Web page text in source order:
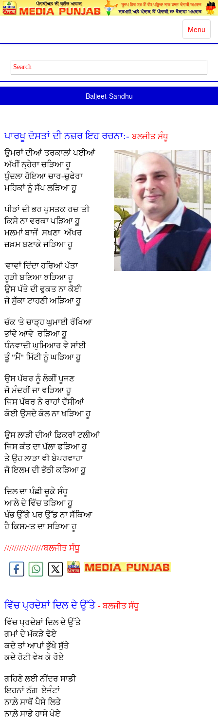
Toggle
Menu
Baljeet-Sandhu
ਪਾਰਖੂ ਦੋਸਤਾਂ ਦੀ ਨਜ਼ਰ ਇਹ ਰਚਨਾ:-ਬਲਜੀਤ ਸੰਧੂ
ਉਮਰਾਂ ਦੀਆਂ ਤਰਕਾਲਾਂ ਪਈਆਂ
ਅੱਖੀਂ ਨ੍ਹੇਰਾ ਚੜਿਆ ਹੂ
ਧੁੰਦਲਾ ਹੋਇਆ ਚਾਰ-ਚੁਫੇਰਾ
ਮਹਿਕਾਂ ਨੂੰ ਸੱਪ ਲੜਿਆ ਹੂ
ਪੀੜਾਂ ਦੀ ਭਰ ਪੁਸਤਕ ਰਚ 'ਤੀ
ਕਿਸੇ ਨਾ ਵਰਕਾ ਪੜਿਆ ਹੂ
ਮਲਮਾਂ ਬਾਜੋਂ ਸਖਣਾ ਅੱਖਰ
ਜ਼ਖ਼ਮ ਬਣਾਕੇ ਜੜਿਆ ਹੂ
'ਵਾਵਾਂ ਦਿੰਦਾ ਹਰਿਆਂ ਪੱਤਾ
ਰੂੜੀ ਬਣਿਆ ਝੜਿਆ ਹੂ
ਉਸ ਪੱਤੇ ਦੀ ਵੁਕਤ ਨਾ ਕੋਈ
ਜੋ ਸੁੱਕਾ ਟਾਹਣੀ ਅੜਿਆ ਹੂ
ਚੱਕ 'ਤੇ ਚਾੜ੍ਹ ਘੁਮਾਈ ਰੱਖਿਆ
ਭਾਂਵੇ ਆਵੇ ਰੜਿਆ ਹੂ
ਧੰਨਵਾਦੀ ਘੁਮਿਆਰ ਵੇ ਸਾਂਈ
ਤੂੰ "ਮੈਂ" ਮਿੱਟੀ ਨੂੰ ਘੜਿਆ ਹੂ
ਉਸ ਪੱਥਰ ਨੂੰ ਲੋਕੀਂ ਪੂਜਣ
ਜੋ ਮੰਦਰੀਂ ਜਾ ਵੜਿਆ ਹੂ
ਜਿਸ ਪੱਥਰ ਨੇ ਰਾਹਾਂ ਦੱਸੀਆਂ
ਕੋਈ ਉਸਦੇ ਕੋਲ ਨਾ ਖੜਿਆ ਹੂ
ਉਸ ਲਾੜੀ ਦੀਆਂ ਫ਼ਿਕਰਾਂ ਟਲੀਆਂ
ਜਿਸ ਕੰਤ ਦਾ ਪੱਲਾ ਫੜਿਆ ਹੂ
ਤੇ ਉਹ ਲਾੜਾ ਵੀ ਬੇਪਰਵਾਹਾ
ਜੋ ਇਲਮ ਦੀ ਭੱਠੀ ਕੜਿਆ ਹੂ
ਦਿਲ ਦਾ ਪੰਛੀ ਚੂਕੇ ਸੰਧੂ
ਆਲੇ ਦੇ ਵਿੱਚ ਤੜਿਆ ਹੂ
ਖੰਭ ਉੱਗੇ ਪਰ ਉੱਡ ਨਾ ਸੱਕਿਆ
ਹੈ ਕਿਸਮਤ ਦਾ ਸੜਿਆ ਹੂ
////////////////ਬਲਜੀਤ ਸੰਧੂ
ਵਿੱਚ ਪ੍ਰਦੇਸ਼ਾਂ ਦਿਲ ਦੇ ਉੱਤੇ - ਬਲਜੀਤ ਸੰਧੂ
ਵਿੱਚ ਪ੍ਰਦੇਸ਼ਾਂ ਦਿਲ ਦੇ ਉੱਤੇ
ਗਮਾਂ ਦੇ ਮੱਕੜੇ ਢੋਏ
ਕਦੇ ਤਾਂ ਆਪਾਂ ਭੁੱਖੇ ਸੁੱਤੇ
ਕਦੇ ਰੋਟੀ ਵੇਖ ਕੇ ਰੋਏ
ਗਹਿਣੇ ਲਈ ਨੀਂਦਰ ਸਾਡੀ
ਇਹਨਾਂ ਠੱਗ ਏਜੰਟਾਂ
ਨਾਲ਼ੇ ਸਾਥੋਂ ਪੈਸੇ ਲਿਤੇ
ਨਾਲ਼ੇ ਸਾਡੇ ਹਾਸੇ ਖੋਏ